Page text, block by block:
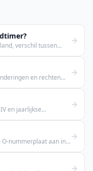
verschil tussen
en rechten
en jaarlijkse
O-nummerplaat aan in